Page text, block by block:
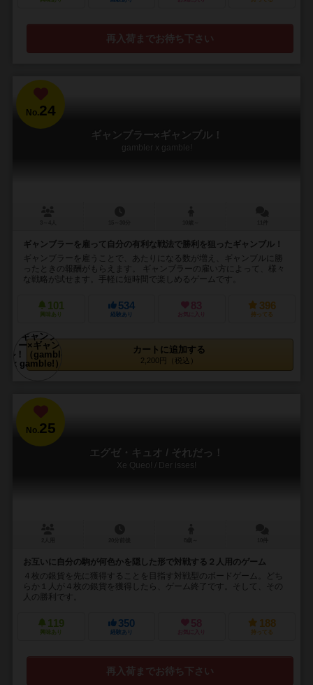
再入荷までお待ち下さい
No.24
ギャンブラー×ギャンブル！
gambler x gamble!
ギャンブラーを雇って自分の有利な戦法で勝利を狙ったギャンブル！
ギャンブラーを雇うことで、あたりになる数が増え、ギャンブルに勝
ったときの報酬がもらえます。 ギャンブラーの雇い方によって、様々
な戦略が試せます。手軽に短時間で楽しめるゲームです。
101
興味あり
534
経験あり
83
お気に入り
396
持ってる
カートに追加する
2,200円（税込）
No.25
エグゼ・キュオ / それだっ！
Xe Queo! / Der isses!
お互いに自分の駒が何色かを隠した形で対戦する２人用のゲーム
４枚の銀貨を先に獲得することを目指す対戦型のボードゲーム。どち
らか１人が４枚の銀貨を獲得したら、ゲーム終了です。そして、その
人の勝利です。
119
興味あり
350
経験あり
58
お気に入り
188
持ってる
再入荷までお待ち下さい